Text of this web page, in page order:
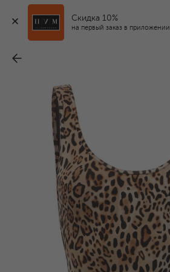
Скидка 10%
на первый заказ в приложении